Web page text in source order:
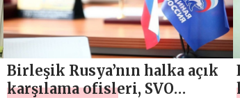
Birleşik Rusya’nın halka açık
karşılama ofisleri, SVO